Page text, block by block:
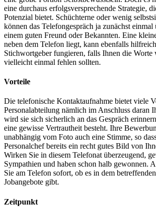
eine durchaus erfolgsversprechende Strategie,
Potenzial bietet. Schüchterne oder wenig
können das Telefongespräch ja zunächst
einem guten Freund oder Bekannten. Eine
neben dem Telefon liegt, kann ebenfalls
Stichwortgeber fungieren, falls Ihnen die
vielleicht einmal fehlen sollten.
Vorteile
Die telefonische Kontaktaufnahme bietet viele
Personalabteilung nämlich im Anschluss daran
wird sie sich sicherlich an das Gespräch
eine gewisse Vertrautheit besteht. Ihre
unabhängig vom Foto auch eine Stimme, so
Personalchef bereits ein recht gutes Bild von
Wirken Sie in diesem Telefonat überzeugend,
Sympathien und haben schon halb gewonnen.
Sie am Telefon sofort, ob es in dem
Jobangebote gibt.
Zeitpunkt